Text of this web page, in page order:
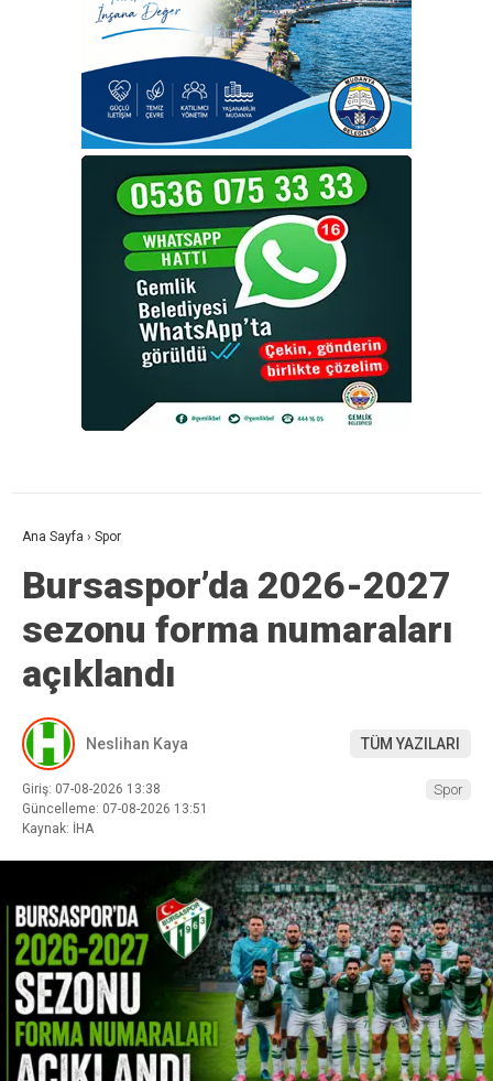
Ana Sayfa › Spor
Bursaspor’da 2026-2027
sezonu forma numaraları
açıklandı
Neslihan Kaya TÜM YAZILARI
Giriş: 07-08-2026 13:38
Güncelleme: 07-08-2026 13:51
Kaynak: İHA
Spor